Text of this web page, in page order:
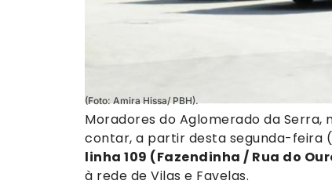
(Foto: Amira Hissa/ PBH).
Moradores do Aglomerado da Serra,
contar, a partir desta segunda-feira
linha 109 (Fazendinha / Rua do
à rede de Vilas e Favelas.